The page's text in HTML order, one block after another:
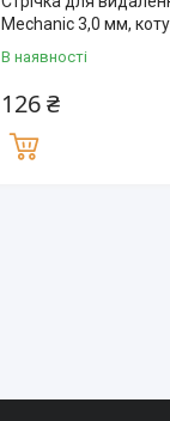
Mechanic 3,0 мм,
В наявності
126 ₴